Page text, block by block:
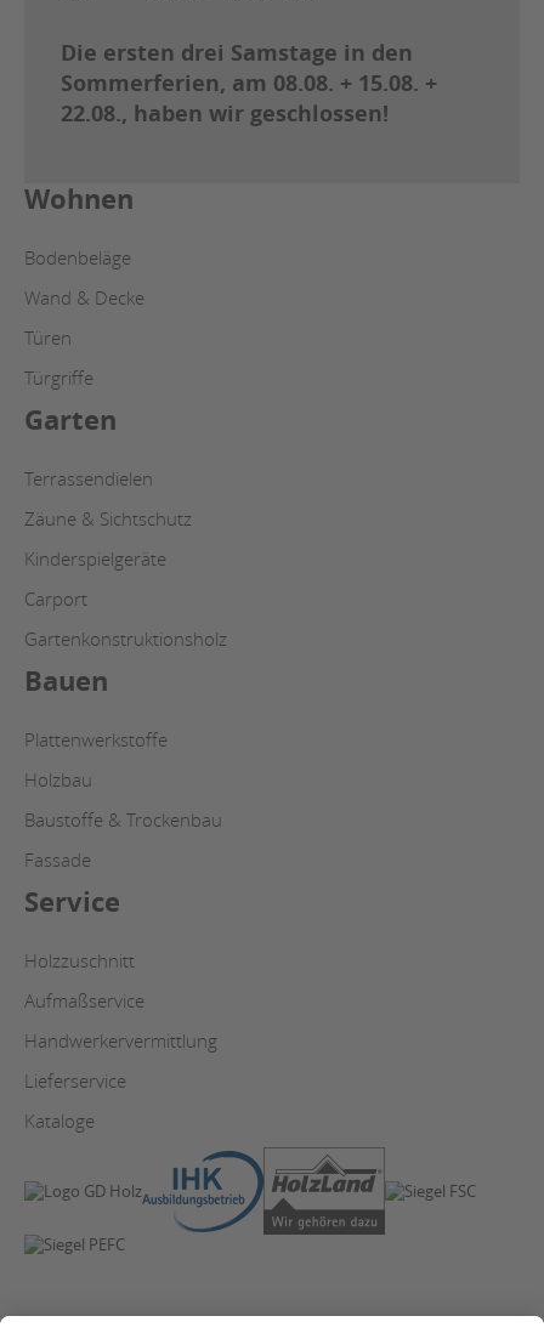
Die ersten drei Samstage in den
Sommerferien, am 08.08. + 15.08. +
22.08., haben wir geschlossen!
Wohnen
Bodenbeläge
Wand & Decke
Türen
Türgriffe
Garten
Terrassendielen
Zäune & Sichtschutz
Kinderspielgeräte
Carport
Gartenkonstruktionsholz
Bauen
Plattenwerkstoffe
Holzbau
Baustoffe & Trockenbau
Fassade
Service
Holzzuschnitt
Aufmaßservice
Handwerkervermittlung
Lieferservice
Kataloge